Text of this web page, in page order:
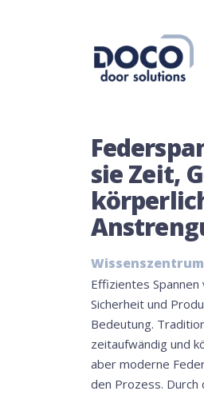
sie Zeit,
Wissenszentrum
Effizientes
Sicherheit und
Bedeutung.
zeitaufwändig und
aber moderne
den Prozess.